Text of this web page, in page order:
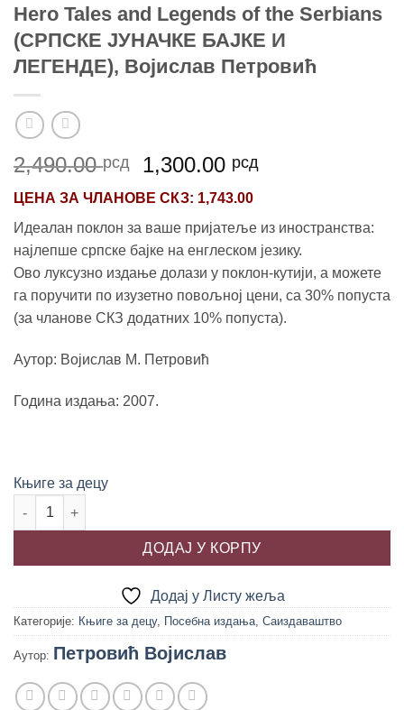
Hero Tales and Legends of the Serbians
(СРПСКЕ ЈУНАЧКЕ БАЈКЕ И
ЛЕГЕНДЕ), Војислав Петровић
2,490.00рсд
Оригинална
је
била:
2,490.00 рсд.
1,300.00 рсдТренутна
1,300.00 рсд.
ЦЕНА ЗА ЧЛАНОВЕ СКЗ: 1,743.00
Идеалан поклон за ваше пријатеље из иностранства:
најлепше српске бајке на енглеском језику.
Ово луксузно издање долази у поклон-кутији, а можете
га поручити по изузетно повољној цени, са 30% попуста
(за чланове СКЗ додатних 10% попуста).
Аутор: Војислав М. Петровић
Година издања: 2007.
Књиге за децу
Hero Tales and Legends of the Serbians (СРПСКЕ ЈУНАЧКЕ
ДОДАЈ У КОРПУ
Додај у Листу жеља
Категорије: Књиге за децу, Посебна издања, Саиздаваштво
Аутор: Петровић Војислав